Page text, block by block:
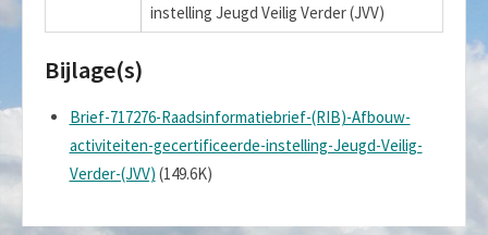
instelling Jeugd Veilig Verder (JVV)
Bijlage(s)
Brief-717276-Raadsinformatiebrief-(RIB)-Afbouw-
activiteiten-gecertificeerde-instelling-Jeugd-Veilig-
Verder-(JVV) (149.6K)